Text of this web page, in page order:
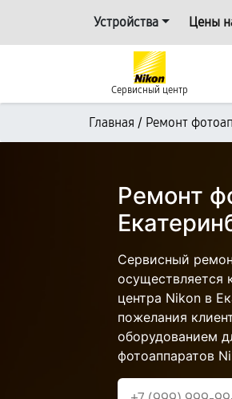
Устройства Цены
Сервисный центр
Главная / Ремонт
Ремонт
Сервисный
осуществляется
центра Nikon в
пожелания
оборудованием
фотоаппаратов